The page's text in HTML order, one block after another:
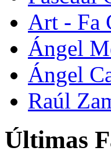
Art - Fa
Ángel
Ángel
Raúl
Últimas